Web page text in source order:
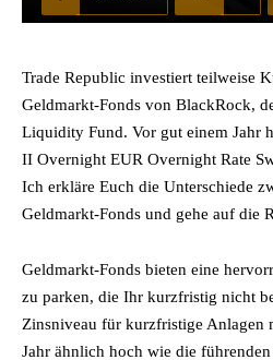
Trade Republic investiert teilweise
Geldmarkt-Fonds von BlackRock,
Liquidity Fund. Vor gut einem Jahr
II Overnight EUR Overnight Rate
Ich erkläre Euch die Unterschiede
Geldmarkt-Fonds und gehe auf die
Geldmarkt-Fonds bieten eine
zu parken, die Ihr kurzfristig nicht
Zinsniveau für kurzfristige Anlagen
Jahr ähnlich hoch wie die